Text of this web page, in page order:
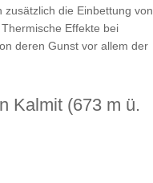
die Einbettung von
Effekte bei
deren Gunst vor allem der
Kalmit (673 m ü.